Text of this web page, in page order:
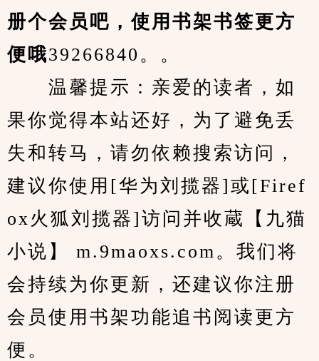
册个会员吧，使用书架书签更方
便哦39266840。。
温馨提示：亲爱的读者，如
果你觉得本站还好，为了避免丢
失和转马，请勿依赖搜索访问，
建议你使用[华为刘揽器]或[Firef
ox火狐刘揽器]访问并收蔵【九猫
小说】 m.9maoxs.com。我们将
会持续为你更新，还建议你注册
会员使用书架功能追书阅读更方
便。